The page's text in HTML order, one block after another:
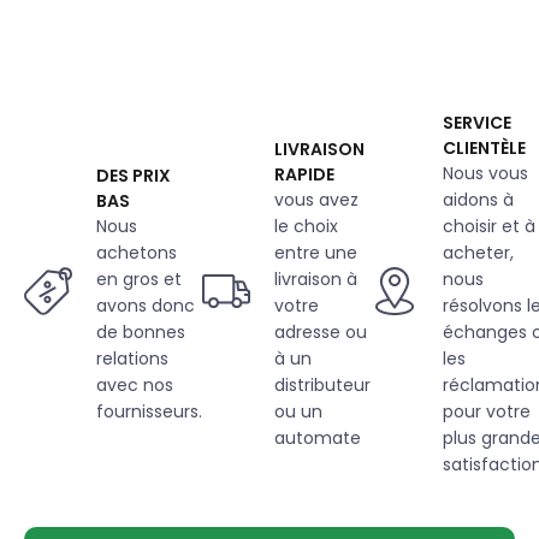
DES PRIX
BAS
Nous
achetons
en gros et
avons donc
de bonnes
relations
avec nos
fournisseurs.
LIVRAISON
RAPIDE
vous avez
le choix
entre une
livraison à
votre
adresse ou
à un
distributeur
ou un
automate
SERVICE
CLIENTÈLE
Nous vous
aidons à
choisir et à
acheter,
nous
résolvons
échanges
les
pour votre
plus